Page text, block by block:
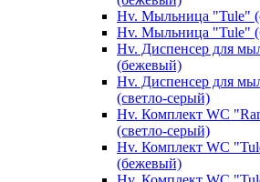
Hv. Мыльница "Tule"
Hv. Мыльница "Tule"
Hv. Диспенсер для
(бежевый)
Hv. Диспенсер для
(светло-серый)
Hv. Комплект WC
(светло-серый)
Hv. Комплект WC
(бежевый)